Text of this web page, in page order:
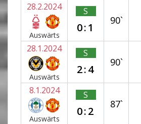
28.2.2024
Auswärts
S
0:1
90`
28.1.2024
Auswärts
S
2:4
90`
8.1.2024
Auswärts
S
0:2
87`